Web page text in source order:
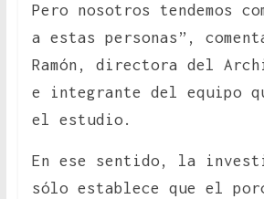
Pero nosotros tendemos
a estas personas”, comenta
Ramón, directora del
e integrante del equipo
el estudio.
En ese sentido, la
sólo establece que el